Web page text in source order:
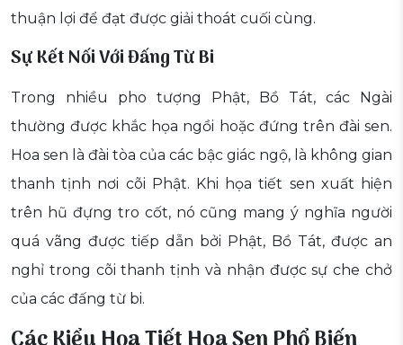
thuận lợi để đạt được giải thoát cuối cùng.
Sự Kết Nối Với Đấng Từ Bi
Trong nhiều pho tượng Phật, Bồ Tát, các Ngài
thường được khắc họa ngồi hoặc đứng trên đài sen.
Hoa sen là đài tòa của các bậc giác ngộ, là không gian
thanh tịnh nơi cõi Phật. Khi họa tiết sen xuất hiện
trên hũ đựng tro cốt, nó cũng mang ý nghĩa người
quá vãng được tiếp dẫn bởi Phật, Bồ Tát, được an
nghỉ trong cõi thanh tịnh và nhận được sự che chở
của các đấng từ bi.